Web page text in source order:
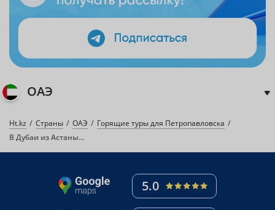
ОАЭ
Ht.kz Страны ОАЭ
Горящие туры для Петропавловска
В Дубаи из Астаны...
5.0